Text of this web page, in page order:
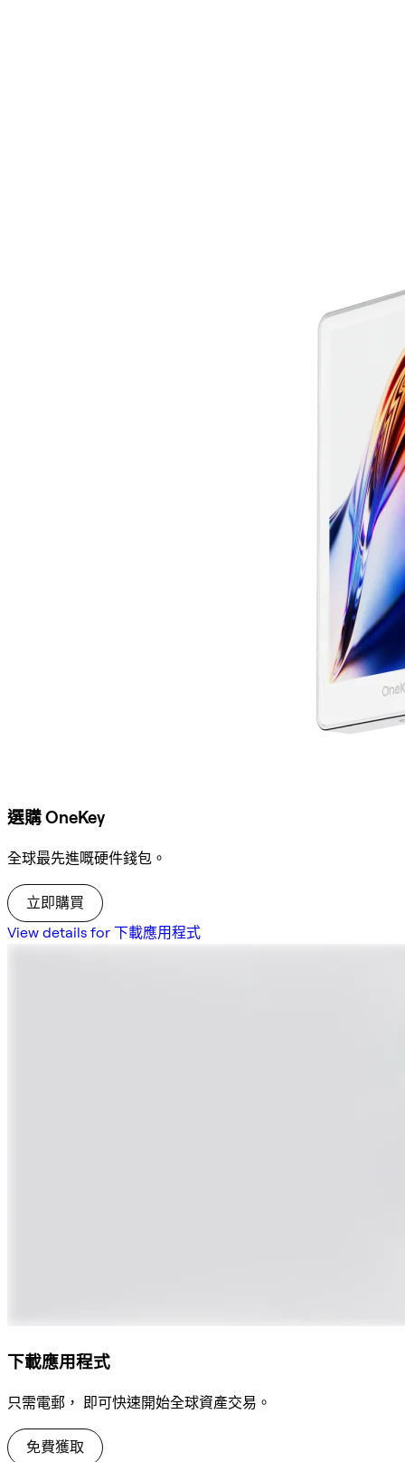
選購 OneKey
全球最先進嘅硬件錢包。
立即購買
View details for 下載應用程式
下載應用程式
只需電郵， 即可快速開始全球資產交易。
免費獲取